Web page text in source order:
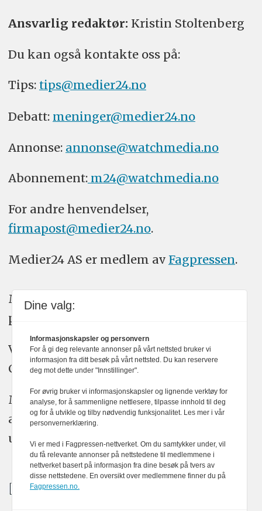
Ansvarlig redaktør: Kristin Stoltenberg
Du kan også kontakte oss på:
Tips: tips@medier24.no
Debatt: meninger@medier24.no
Annonse: annonse@watchmedia.no
Abonnement:m24@watchmedia.no
For andre henvendelser,
firmapost@medier24.no.
Medier24 AS er medlem av Fagpressen.
Medier24 arbeider etter Vær Varsom-
plakatens regler for god presseskikk.
Vi bruker KI-verktøy som ChatGPT,
Claude, og Gemini i journalistikken vår.
Medier24s redaksjon har alltid det fulle
ansvar for publisert innhold, med eller
uten bruk av kunstig intelligens.
Dine valg:
Informasjonskapsler og personvern
For å gi deg relevante annonser på vårt nettsted bruker vi
informasjon fra ditt besøk på vårt nettsted. Du kan reservere
deg mot dette under "Innstillinger".
For øvrig bruker vi informasjonskapsler og lignende verktøy for
analyse, for å sammenligne nettlesere, tilpasse innhold til deg
og for å utvikle og tilby nødvendig funksjonalitet. Les mer i vår
personvernerklæring.
Vi er med i Fagpressen-nettverket. Om du samtykker under, vil
du få relevante annonser på nettstedene til medlemmene i
nettverket basert på informasjon fra dine besøk på tvers av
disse nettstedene. En oversikt over medlemmene finner du på
Fagpressen.no.